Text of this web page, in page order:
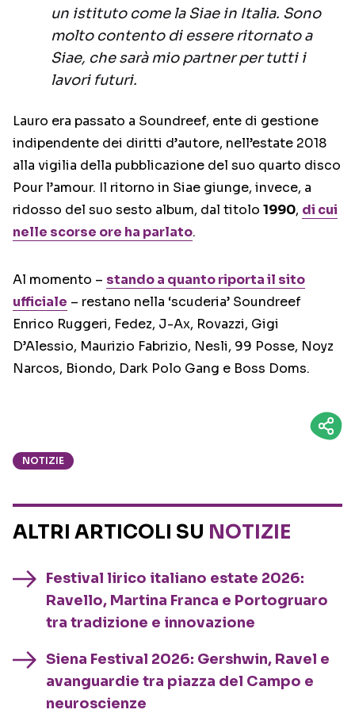
un istituto come la Siae in Italia. Sono
molto contento di essere ritornato a
Siae, che sarà mio partner per tutti i
lavori futuri.
Lauro era passato a Soundreef, ente di gestione
indipendente dei diritti d’autore, nell’estate 2018
alla vigilia della pubblicazione del suo quarto disco
Pour l’amour. Il ritorno in Siae giunge, invece, a
ridosso del suo sesto album, dal titolo 1990, di cui
nelle scorse ore ha parlato.
Al momento – stando a quanto riporta il sito
ufficiale – restano nella ‘scuderia’ Soundreef
Enrico Ruggeri, Fedez, J-Ax, Rovazzi, Gigi
D’Alessio, Maurizio Fabrizio, Nesli, 99 Posse, Noyz
Narcos, Biondo, Dark Polo Gang e Boss Doms.
NOTIZIE
ALTRI ARTICOLI SU NOTIZIE
Festival lirico italiano estate 2026:
Ravello, Martina Franca e Portogruaro
tra tradizione e innovazione
Siena Festival 2026: Gershwin, Ravel e
avanguardie tra piazza del Campo e
neuroscienze